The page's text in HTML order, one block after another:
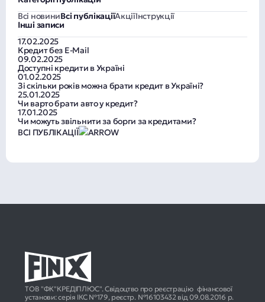
Всі новиниВсі публікаціїАкціїІнструкції
Інші записи
17.02.2025
Кредит без E-Mail
09.02.2025
Доступні кредити в Україні
01.02.2025
Зі скільки років можна брати кредит в Україні?
25.01.2025
Чи варто брати авто у кредит?
17.01.2025
Чи можуть звільнити за борги за кредитами?
ВСІ ПУБЛІКАЦІЇ
ТОВ "ФК"КРЕДІПЛЮС". Свідоцтво про реєстрацію фінансової
установи: серія ІКС №179, реєстр. №16103432 від 09.08.2016 р.